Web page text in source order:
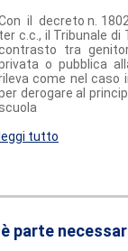
il decreto n.
ter c.c., il Tribunale
tra
o pubblica
come nel caso
derogare al
scuola
leggi tutto
parte